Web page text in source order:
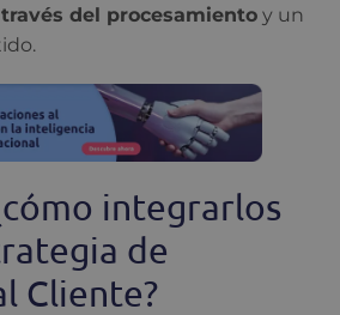
del procesamiento y un
integrarlos
de
Cliente?